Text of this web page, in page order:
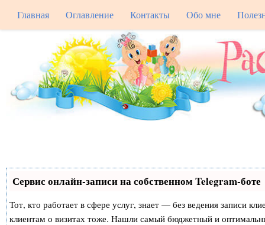
Главная Оглавление Контакты Обо мне
Сервис онлайн-записи на собственном Telegram-боте
Тот, кто работает в сфере услуг, знает — без ведения записи
клиентам о визитах тоже. Нашли самый бюджетный и